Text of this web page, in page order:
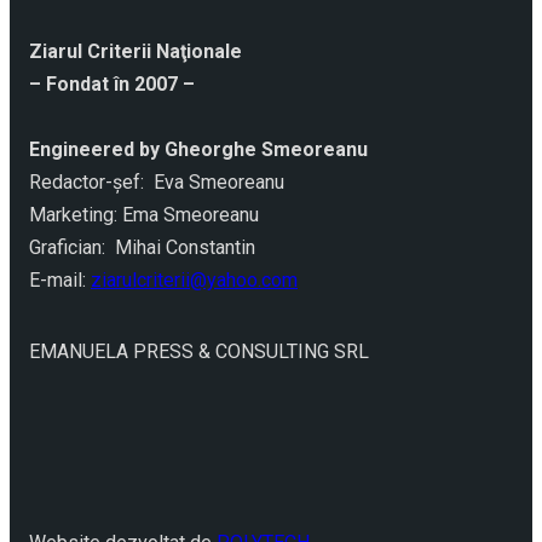
Ziarul Criterii Naţionale
– Fondat în 2007 –
Engineered by Gheorghe Smeoreanu
Redactor-şef: Eva Smeoreanu
Marketing: Ema Smeoreanu
Grafician: Mihai Constantin
E-mail: ziarulcriterii@yahoo.com
EMANUELA PRESS & CONSULTING SRL